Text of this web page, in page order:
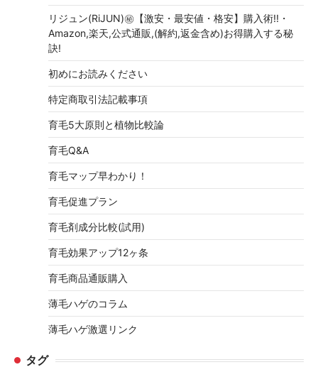
リジュン(RiJUN)㊙【激安・最安値・格安】購入術!!・
Amazon,楽天,公式通販,(解約,返金含め)お得購入する秘
訣!
初めにお読みください
特定商取引法記載事項
育毛5大原則と植物比較論
育毛Q&A
育毛マップ早わかり！
育毛促進プラン
育毛剤成分比較(試用)
育毛効果アップ12ヶ条
育毛商品通販購入
薄毛ハゲのコラム
薄毛ハゲ激選リンク
タグ